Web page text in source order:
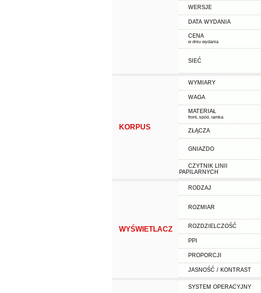
WERSJE
DATA WYDANIA
CENA
w dniu wydania
SIEĆ
KORPUS
WYMIARY
WAGA
MATERIAŁ
front, spód, ramka
ZŁĄCZA
GNIAZDO
CZYTNIK LINII
PAPILARNYCH
WYŚWIETLACZ
RODZAJ
ROZMIAR
ROZDZIELCZOŚĆ
PPI
PROPORCJI
JASNOŚĆ / KONTRAST
SYSTEM OPERACYJNY